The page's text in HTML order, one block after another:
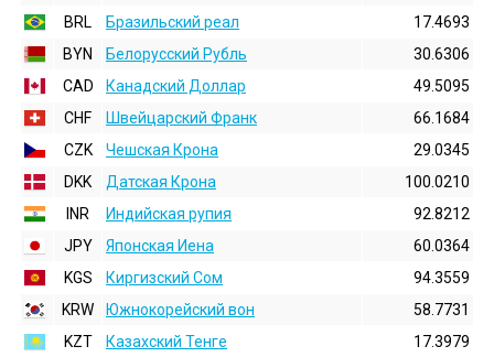
BRL
Бразильский реал
17.4693
BYN
Белорусский Рубль
30.6306
CAD
Канадский Доллар
49.5095
CHF
Швейцарский Франк
66.1684
CZK
Чешская Крона
29.0345
DKK
Датская Крона
100.0210
INR
Индийская pупия
92.8212
JPY
Японская Иена
60.0364
KGS
Киргизский Сом
94.3559
KRW
Южнокорейский вон
58.7731
KZT
Казахский Тенге
17.3979